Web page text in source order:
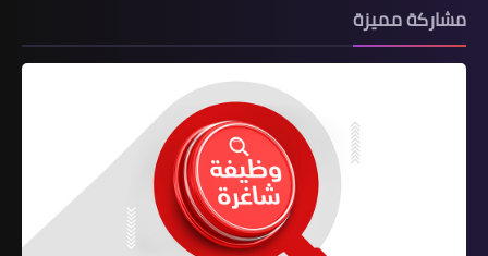
مشاركة مميزة